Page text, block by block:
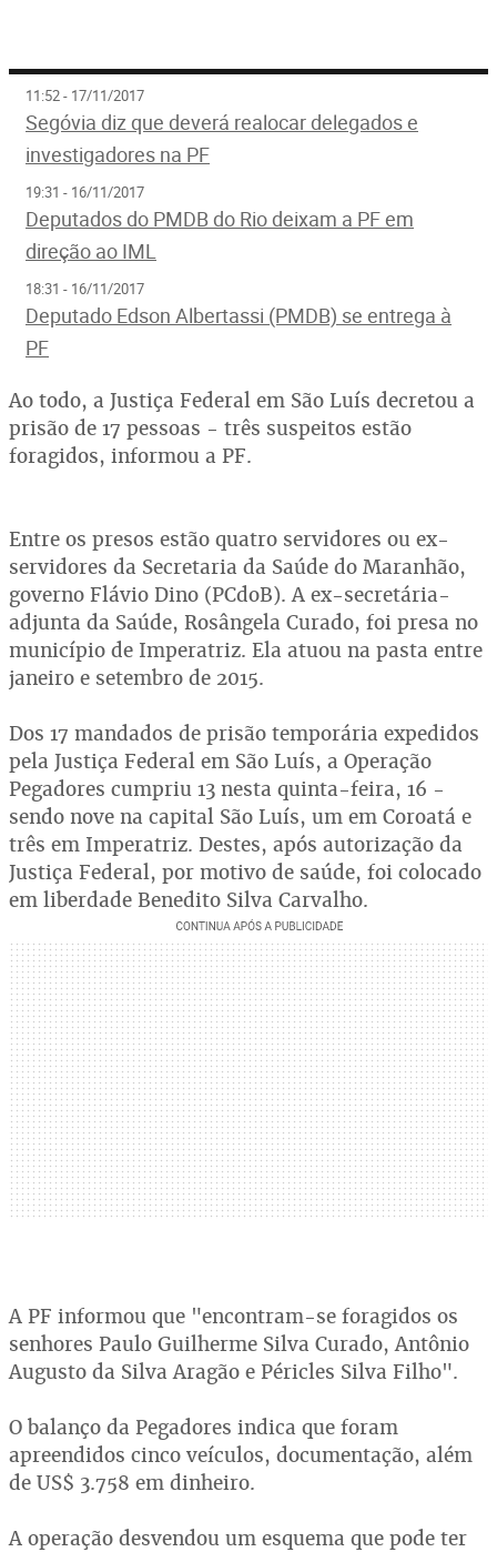
11:52 - 17/11/2017
Segóvia diz que deverá realocar delegados e
investigadores na PF
19:31 - 16/11/2017
Deputados do PMDB do Rio deixam a PF em
direção ao IML
18:31 - 16/11/2017
Deputado Edson Albertassi (PMDB) se entrega à
PF
Ao todo, a Justiça Federal em São Luís decretou a
prisão de 17 pessoas - três suspeitos estão
foragidos, informou a PF.
Entre os presos estão quatro servidores ou ex-
servidores da Secretaria da Saúde do Maranhão,
governo Flávio Dino (PCdoB). A ex-secretária-
adjunta da Saúde, Rosângela Curado, foi presa no
município de Imperatriz. Ela atuou na pasta entre
janeiro e setembro de 2015.
Dos 17 mandados de prisão temporária expedidos
pela Justiça Federal em São Luís, a Operação
Pegadores cumpriu 13 nesta quinta-feira, 16 -
sendo nove na capital São Luís, um em Coroatá e
três em Imperatriz. Destes, após autorização da
Justiça Federal, por motivo de saúde, foi colocado
em liberdade Benedito Silva Carvalho.
A PF informou que "encontram-se foragidos os
senhores Paulo Guilherme Silva Curado, Antônio
Augusto da Silva Aragão e Péricles Silva Filho".
O balanço da Pegadores indica que foram
apreendidos cinco veículos, documentação, além
de US$ 3.758 em dinheiro.
A operação desvendou um esquema que pode ter